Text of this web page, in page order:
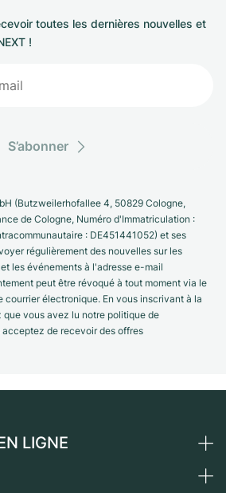
toutes les dernières nouvelles et
!
S’abonner
(Butzweilerhofallee 4, 50829 Cologne,
de Cologne, Numéro d'Immatriculation :
: DE451441052) et ses
régulièrement des nouvelles sur les
les événements à l'adresse e-mail
peut être révoqué à tout moment via le
courrier électronique. En vous inscrivant à la
vous avez lu notre politique de
de recevoir des offres
LIGNE